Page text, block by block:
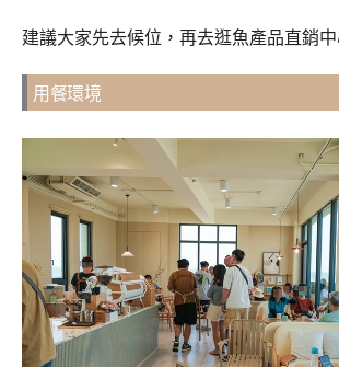
建議大家先去候位，再去逛魚產品直銷
用餐環境